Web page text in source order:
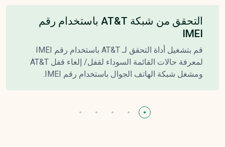
التحقق من شبكة AT&T باستخدام رقم
IMEI
قم بتشغيل أداة التحقق لـ AT&T باستخدام رقم IMEI
لمعرفة حالات القائمة السوداء لقفل/ إلغاء قفل AT&T
ومشغل شبكة الهاتف الجوال باستخدام رقم IMEI.